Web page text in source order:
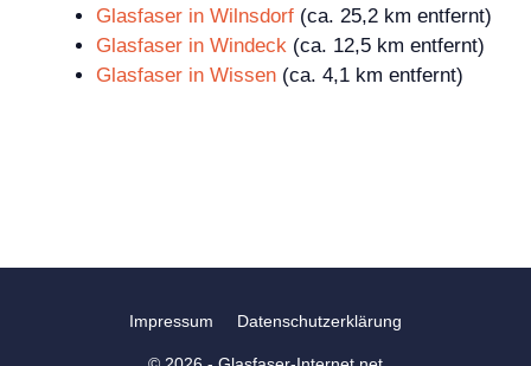
Glasfaser in Wilnsdorf (ca. 25,2 km entfernt)
Glasfaser in Windeck (ca. 12,5 km entfernt)
Glasfaser in Wissen (ca. 4,1 km entfernt)
Impressum Datenschutzerklärung